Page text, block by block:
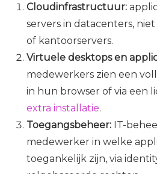
Cloudinfrastructuur:
servers in datacenters,
of kantoorservers.
Virtuele desktops en
medewerkers zien een
in hun browser of via een
extra installatie.
Toegangsbeheer: IT-
medewerker in welke
toegankelijk zijn, via